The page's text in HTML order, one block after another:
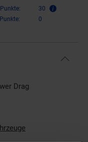
30
0
Drag